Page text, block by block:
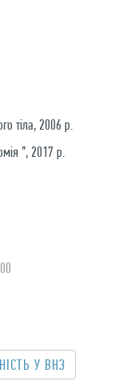
тіла, 2006 р.
”, 2017 р.
У ВНЗ